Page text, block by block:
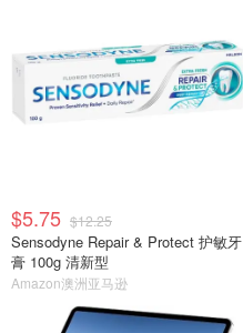
$5.75 $12.25
Sensodyne Repair & Protect 护敏牙
膏 100g 清新型
Amazon澳洲亚马逊